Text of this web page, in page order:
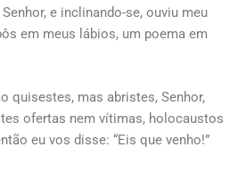
e inclinando-se, ouviu meu
em meus lábios, um poema em
quisestes, mas abristes, Senhor,
ofertas nem vítimas, holocaustos
eu vos disse: “Eis que venho!”